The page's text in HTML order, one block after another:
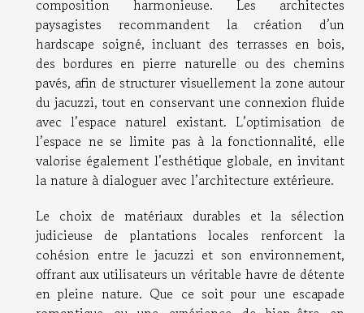
composition harmonieuse. Les architectes
paysagistes recommandent la création d’un
hardscape soigné, incluant des terrasses en bois,
des bordures en pierre naturelle ou des chemins
pavés, afin de structurer visuellement la zone autour
du jacuzzi, tout en conservant une connexion fluide
avec l’espace naturel existant. L’optimisation de
l’espace ne se limite pas à la fonctionnalité, elle
valorise également l’esthétique globale, en invitant
la nature à dialoguer avec l’architecture extérieure.
Le choix de matériaux durables et la sélection
judicieuse de plantations locales renforcent la
cohésion entre le jacuzzi et son environnement,
offrant aux utilisateurs un véritable havre de détente
en pleine nature. Que ce soit pour une escapade